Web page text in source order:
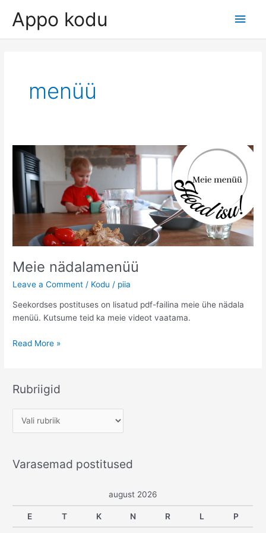
content
Appo kodu
Main
menüü
Meie nädalamenüü
Leave a Comment / Kodu / piia
Seekordses postituses on lisatud pdf-failina meie ühe nädala
menüü. Kutsume teid ka meie videot vaatama.
Meie
Read More »
Rubriigid
u
r
i
Varasemad postitused
august 2026
E T K N R L P